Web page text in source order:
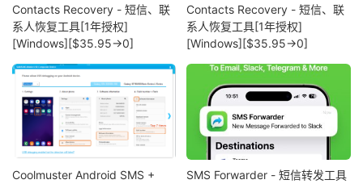
Contacts Recovery - 短信、联
系人恢复工具[1年授权]
[Windows][$35.95→0]
Contacts Recovery - 短信、联
系人恢复工具[1年授权]
[Windows][$35.95→0]
Coolmuster Android SMS +
SMS Forwarder - 短信转发工具